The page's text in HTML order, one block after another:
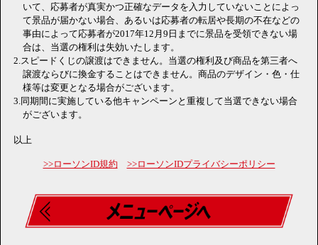
いて、応募者が真実かつ正確なデータを入力していないことによっ
て景品が届かない場合、あるいは応募者の転居や長期の不在などの
事由によって応募者が2017年12月9日までに景品を受領できない場
合は、当選の権利は失効いたします。
2.スピードくじの譲渡はできません。当選の権利及び商品を第三者へ
譲渡ならびに換金することはできません。商品のデザイン・色・仕
様等は変更となる場合がございます。
3.同期間に実施している他キャンペーンと重複して当選できない場合
がございます。
以上
>>ローソンID規約 >>ローソンIDプライバシーポリシー